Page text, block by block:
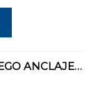
BIDÉ BTW EOS CON JUEGO ANCLAJE 54x34cm BLANCO